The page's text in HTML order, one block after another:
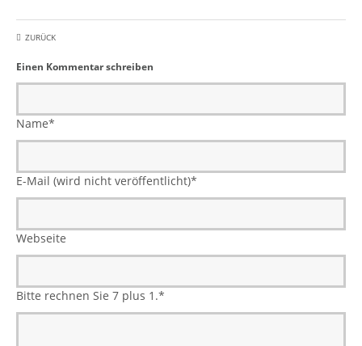
ZURÜCK
Einen Kommentar schreiben
Name*
E-Mail (wird nicht veröffentlicht)*
Webseite
Bitte rechnen Sie 7 plus 1.*